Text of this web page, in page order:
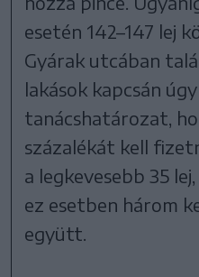
esetén 142–147 lej
Gyárak utcában
lakások kapcsán
tanácshatározat,
százalékát kell
a legkevesebb 35
ez esetben három
együtt.